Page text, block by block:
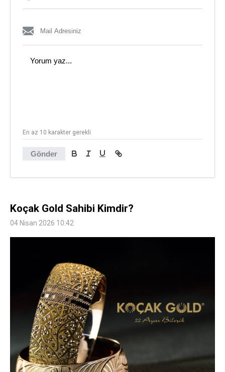
Gönder
En az 10 karakter gerekli
Koçak Gold Sahibi Kimdir?
04 Nisan 2026 10:42